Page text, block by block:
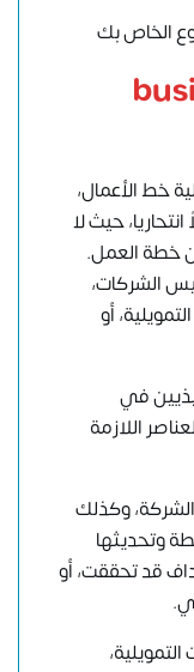
خط الأعمال،
حيث لا
خطة العمل.
الشركات،
أو
في
اللازمة
وكذلك
وتحديثها
قد تحققت، أو